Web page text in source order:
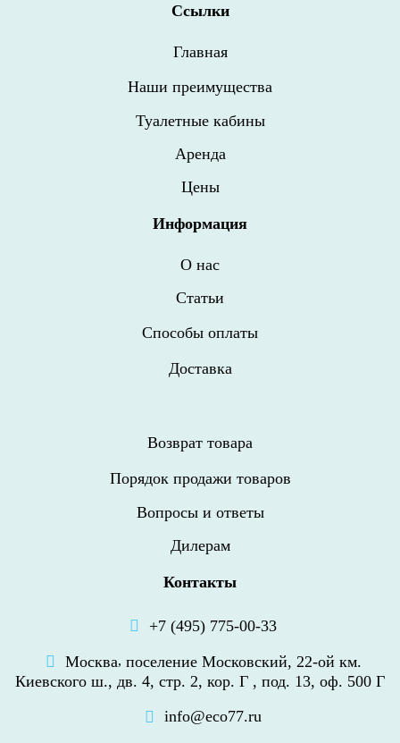
Cсылки
Главная
Наши преимущества
Туалетные кабины
Аренда
Цены
Информация
О нас
Статьи
Способы оплаты
Доставка
Возврат товара
Порядок продажи товаров
Вопросы и ответы
Дилерам
Контакты
+7 (495) 775-00-33
Москва, поселение Московский, 22-ой км.
Киевского ш., дв. 4, стр. 2, кор. Г , под. 13, оф. 500 Г
info@eco77.ru